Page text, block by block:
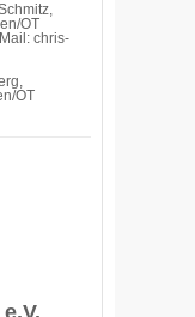
OT
chris-
OT